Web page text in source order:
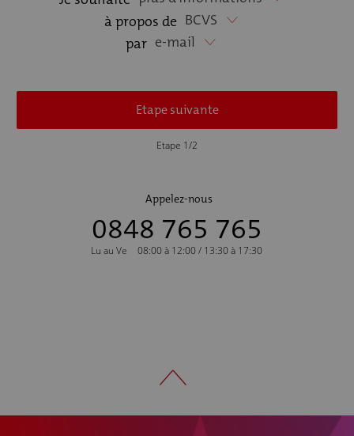
à propos de BCVS
par e-mail
Etape suivante
Etape 1/2
Appelez-nous
0848 765 765
Lu au Ve 08:00 à 12:00 / 13:30 à 17:30